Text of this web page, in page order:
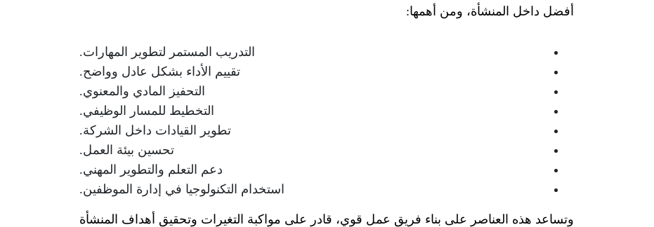
أفضل داخل المنشأة، ومن أهمها:
التدريب المستمر لتطوير المهارات.
تقييم الأداء بشكل عادل وواضح.
التحفيز المادي والمعنوي.
التخطيط للمسار الوظيفي.
تطوير القيادات داخل الشركة.
تحسين بيئة العمل.
دعم التعلم والتطوير المهني.
استخدام التكنولوجيا في إدارة الموظفين.
وتساعد هذه العناصر على بناء فريق عمل قوي، قادر على مواكبة التغيرات وتحقيق أهداف المنشأة